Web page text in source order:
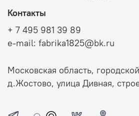
Контакты
+ 7 495 981 39 89
e-mail: fabrika1825@bk.ru
Московская область,
д.Жостово, улица Дивная,